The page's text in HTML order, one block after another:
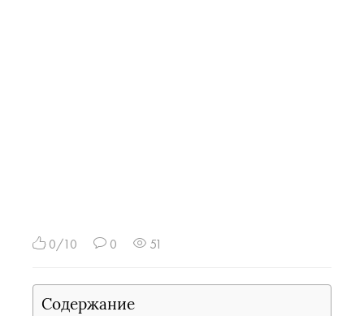
0/10 0 51
Содержание